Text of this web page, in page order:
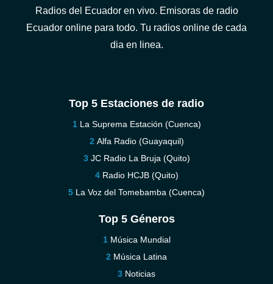
Radios del Ecuador en vivo. Emisoras de radio
Ecuador online para todo. Tu radios online de cada
dia en linea.
Top 5 Estaciones de radio
La Suprema Estación (Cuenca)
Alfa Radio (Guayaquil)
JC Radio La Bruja (Quito)
Radio HCJB (Quito)
La Voz del Tomebamba (Cuenca)
Top 5 Géneros
Música Mundial
Música Latina
Noticias